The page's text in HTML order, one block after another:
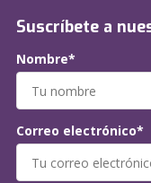
Suscríbete a
Nombre*
Correo electrónico*